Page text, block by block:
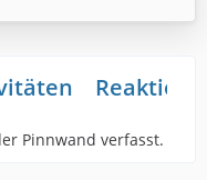
Pinnwand verfasst.